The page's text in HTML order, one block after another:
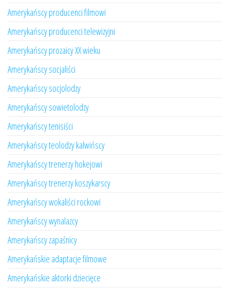
Amerykańscy producenci filmowi
Amerykańscy producenci telewizyjni
Amerykańscy prozaicy XX wieku
Amerykańscy socjaliści
Amerykańscy socjolodzy
Amerykańscy sowietolodzy
Amerykańscy tenisiści
Amerykańscy teolodzy kalwińscy
Amerykańscy trenerzy hokejowi
Amerykańscy trenerzy koszykarscy
Amerykańscy wokaliści rockowi
Amerykańscy wynalazcy
Amerykańscy zapaśnicy
Amerykańskie adaptacje filmowe
Amerykańskie aktorki dziecięce